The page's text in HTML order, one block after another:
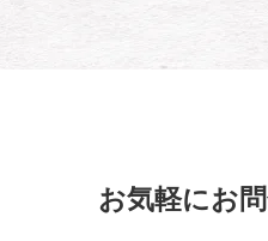
お気軽にお